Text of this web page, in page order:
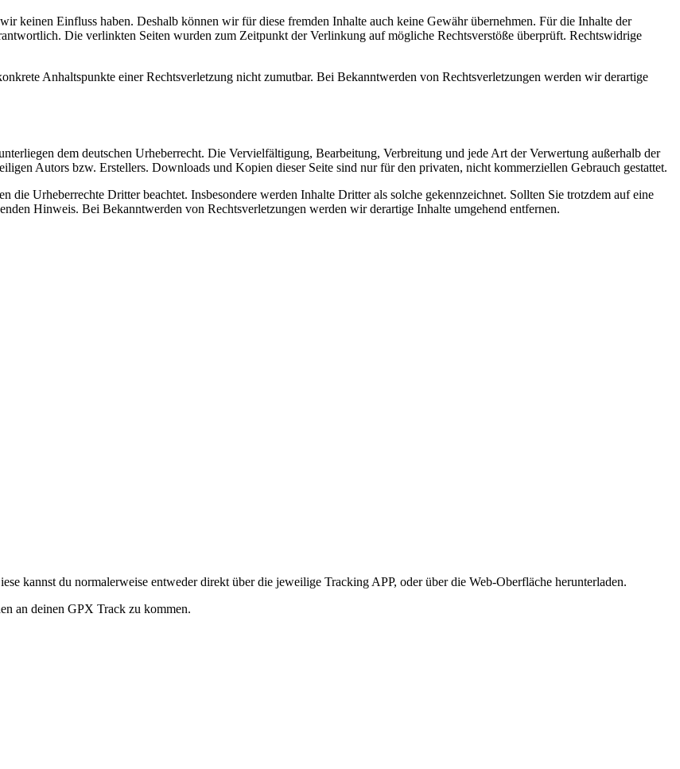
keinen Einfluss haben. Deshalb können wir für diese fremden Inhalte auch keine Gewähr übernehmen. Für die Inhalte der
Die verlinkten Seiten wurden zum Zeitpunkt der Verlinkung auf mögliche Rechtsverstöße überprüft. Rechtswidrige
Anhaltspunkte einer Rechtsverletzung nicht zumutbar. Bei Bekanntwerden von Rechtsverletzungen werden wir derartige
dem deutschen Urheberrecht. Die Vervielfältigung, Bearbeitung, Verbreitung und jede Art der Verwertung außerhalb der
Autors bzw. Erstellers. Downloads und Kopien dieser Seite sind nur für den privaten, nicht kommerziellen Gebrauch gestattet.
die Urheberrechte Dritter beachtet. Insbesondere werden Inhalte Dritter als solche gekennzeichnet. Sollten Sie trotzdem auf eine
Hinweis. Bei Bekanntwerden von Rechtsverletzungen werden wir derartige Inhalte umgehend entfernen.
kannst du normalerweise entweder direkt über die jeweilige Tracking APP, oder über die Web-Oberfläche herunterladen.
an deinen GPX Track zu kommen.